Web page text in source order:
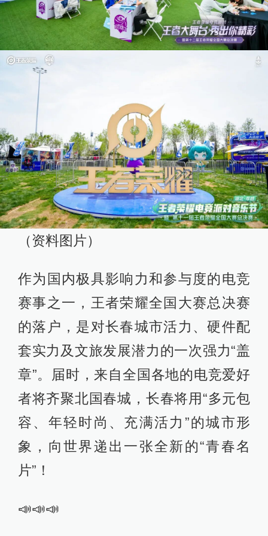
（资料图片）
作为国内极具影响力和参与度的电竞
赛事之一，王者荣耀全国大赛总决赛
的落户，是对长春城市活力、硬件配
套实力及文旅发展潜力的一次强力“盖
章”。届时，来自全国各地的电竞爱好
者将齐聚北国春城，长春将用“多元包
容、年轻时尚、充满活力”的城市形
象，向世界递出一张全新的“青春名
片”！
📣📣📣